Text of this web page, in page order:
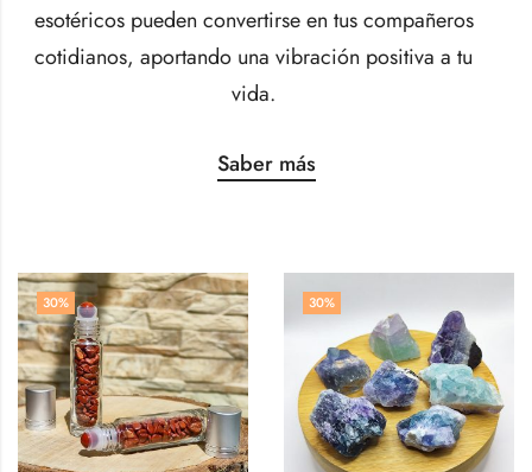
esotéricos pueden convertirse en tus compañeros
cotidianos, aportando una vibración positiva a tu
vida.
Saber más
30% 30%